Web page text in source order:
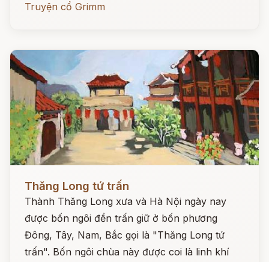
Truyện cổ Grimm
Thăng Long tứ trấn
Thành Thăng Long xưa và Hà Nội ngày nay
được bốn ngôi đền trấn giữ ở bốn phương
Đông, Tây, Nam, Bắc gọi là "Thăng Long tứ
trấn". Bốn ngôi chùa này được coi là linh khí